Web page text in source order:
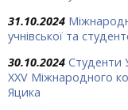
31.10.2024
учнівської та
30.10.2024 Студенти
ХХV Міжнародного
Яцика